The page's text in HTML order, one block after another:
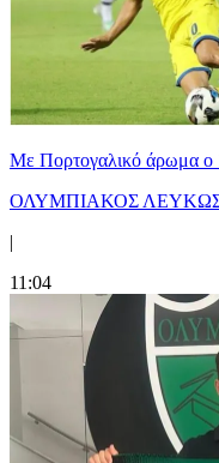
Με Πορτογαλικό άρωμα ο
ΟΛΥΜΠΙΑΚΟΣ
|
11:04